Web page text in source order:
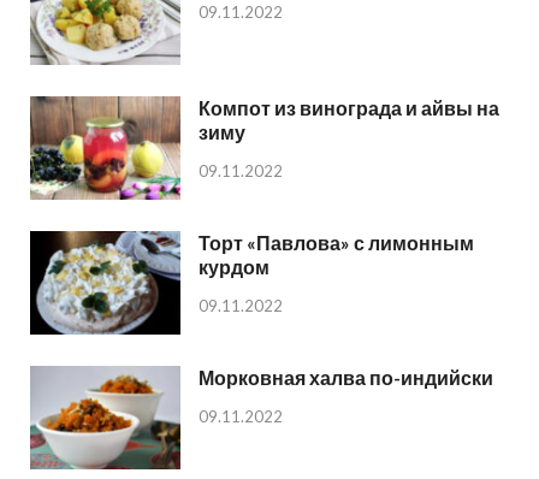
09.11.2022
Компот из винограда и айвы на
зиму
09.11.2022
Торт «Павлова» с лимонным
курдом
09.11.2022
Морковная халва по-индийски
09.11.2022